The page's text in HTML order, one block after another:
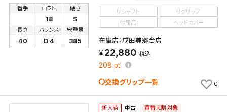
番手 ロフト
18
硬さ
S
長さ
40
バランス
D 4
総重量
385
リシャフト
リグリップ
付属品
ヘッドカバー
在庫店：成田美郷台店
22,880 税込
208 pt
交換グリップ一覧 0
新入荷 中古 買替え割対象